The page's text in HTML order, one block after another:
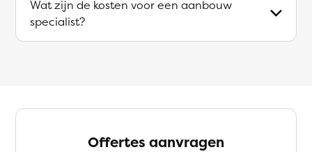
Wat zijn de kosten voor een aanbouw
specialist?
Offertes aanvragen